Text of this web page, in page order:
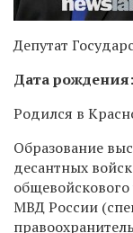
Депутат
Дата рождения:
Родился в
Образование
десантных
МВД России